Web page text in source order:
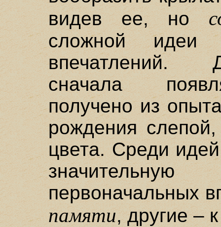
видев ее, но
сложной идеи
впечатлений.
сначала
получено из
рождения
цвета. Среди
первоначальных
памяти, другие –